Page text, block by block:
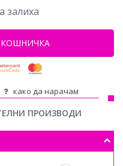
залиха
како да нарачам
ПРОИЗВОДИ